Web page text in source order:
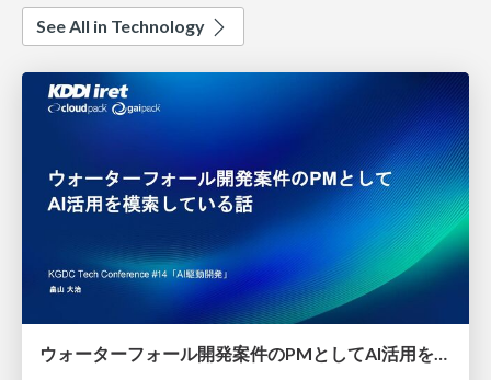
See All in Technology